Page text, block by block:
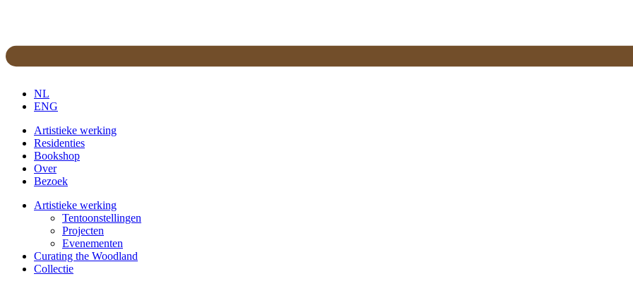
NL
ENG
Artistieke werking
Residenties
Bookshop
Over
Bezoek
Artistieke werking
Tentoonstellingen
Projecten
Evenementen
Curating the Woodland
Collectie